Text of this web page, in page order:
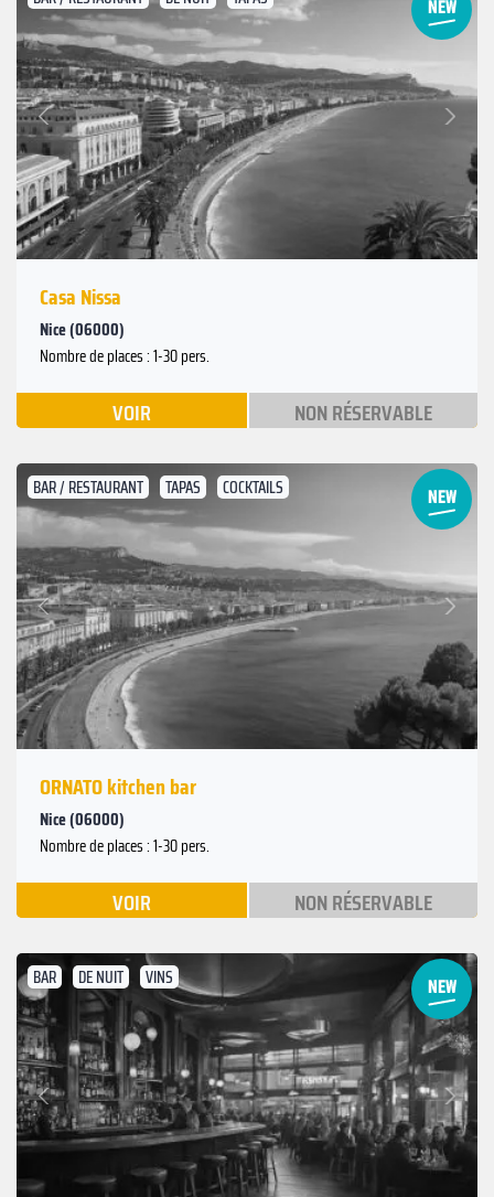
Précédent
Suivant
Casa Nissa
Nice (06000)
Nombre de places : 1-30 pers.
VOIR NON RÉSERVABLE
BAR / RESTAURANT TAPAS COCKTAILS
Précédent
Suivant
ORNATO kitchen bar
Nice (06000)
Nombre de places : 1-30 pers.
VOIR NON RÉSERVABLE
BAR DE NUIT VINS
Précédent
Suivant